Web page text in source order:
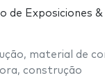
de Exposiciones
, material de
, construção